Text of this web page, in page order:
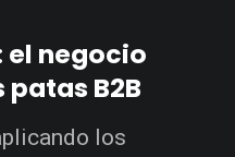
el negocio
B2B
los